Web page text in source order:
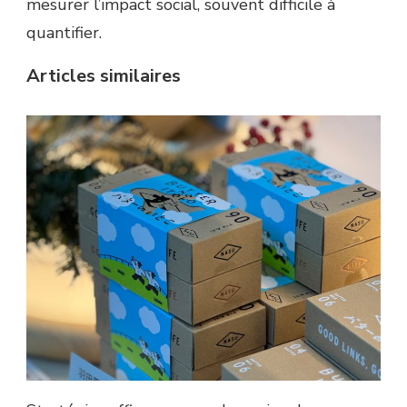
quantifier.
Articles similaires